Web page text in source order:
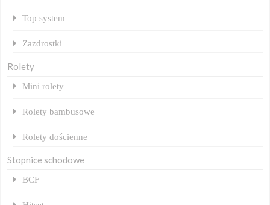
Top system
Zazdrostki
Rolety
Mini rolety
Rolety bambusowe
Rolety dościenne
Stopnice schodowe
BCF